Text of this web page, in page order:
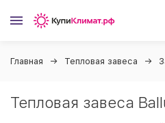
Главная Тепловая завеса
Тепловая завеса